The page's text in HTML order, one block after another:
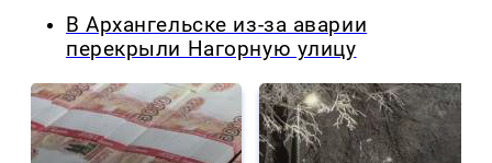
В Архангельске из-за аварии
перекрыли Нагорную улицу